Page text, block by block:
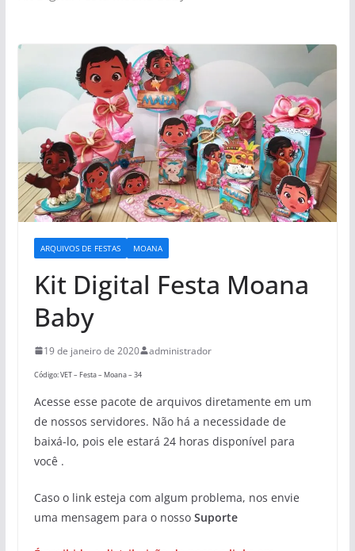
ARQUIVOS DE FESTAS MOANA
Kit Digital Festa Moana
Baby
19 de janeiro de 2020 administrador
Código: VET – Festa – Moana – 34
Acesse esse pacote de arquivos diretamente em um
de nossos servidores. Não há a necessidade de
baixá-lo, pois ele estará 24 horas disponível para
você .
Caso o link esteja com algum problema, nos envie
uma mensagem para o nosso Suporte